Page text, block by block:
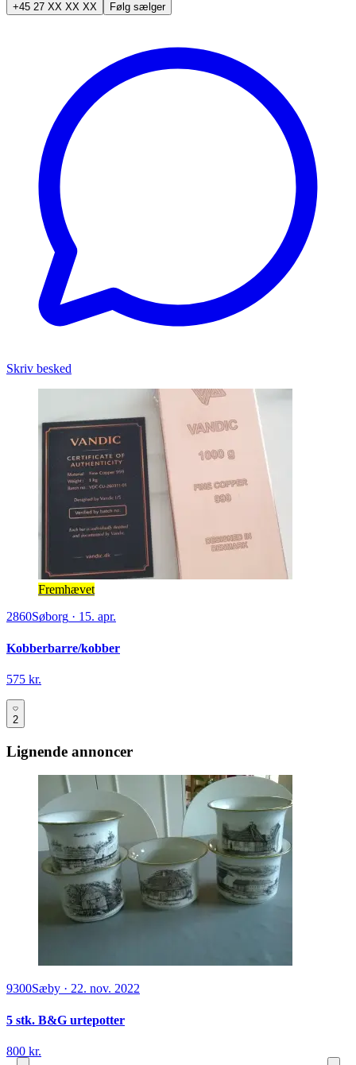
+45 27 XX XX XX Følg sælger
Skriv besked
Fremhævet
2860Søborg · 15. apr.
Kobberbarre/kobber
575 kr.
2
Lignende annoncer
9300Sæby · 22. nov. 2022
5 stk. B&G urtepotter
800 kr.